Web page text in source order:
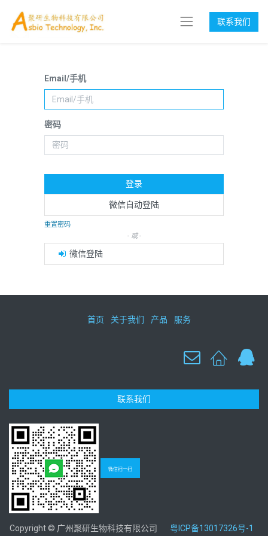
联系我们
Email/手机
密码
登录
微信自动登陆
重置密码
- 或 -
微信登陆
首页 关于我们 产品 服务
联系我们
微信扫一扫
Copyright © 广州聚研生物科技有限公司 粤ICP备13017326号-1